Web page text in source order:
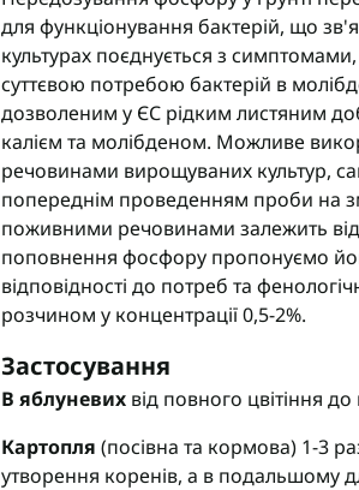
для функціонування бактерій, що
культурах поєднується з
суттєвою потребою бактерій в
дозволеним у ЄС рідким листяним
калієм та молібденом. Можливе
речовинами вирощуваних культур,
попереднім проведенням проби на
поживними речовинами залежить
поповнення фосфору пропонуємо
відповідності до потреб та
розчином у концентрації 0,5-2%.
Застосування
В яблуневих від повного цвітіння
Картопля (посівна та кормова) 1-3
утворення коренів, а в подальшому